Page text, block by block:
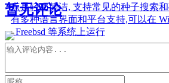
点是轻巧简洁, 支持常见的种子搜索
有多种语言界面和平台支持,可以在
, Freebsd 等系统上运行
暂无评论